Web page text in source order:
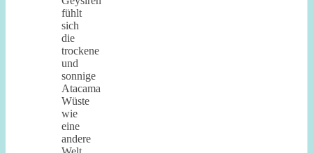
fühlt
sich
die
trockene
und
sonnige
Atacama
Wüste
wie
eine
andere